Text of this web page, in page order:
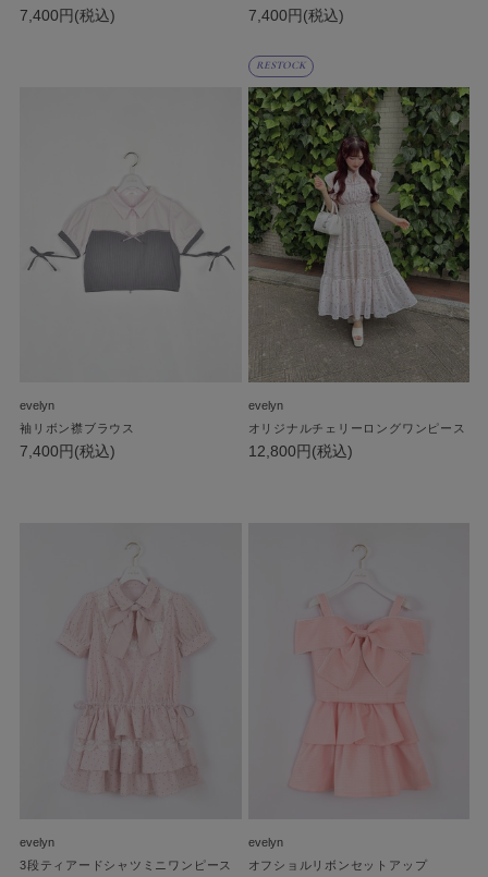
7,400円(税込) 7,400円(税込)
evelyn
袖リボン襟ブラウス
7,400円(税込)
RESTOCK
evelyn
オリジナルチェリーロングワンピース
12,800円(税込)
evelyn
3段ティアードシャツミニワンピース
evelyn
オフショルリボンセットアップ